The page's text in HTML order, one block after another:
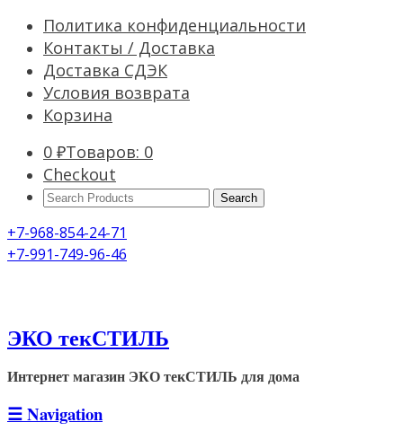
Политика конфиденциальности
Контакты / Доставка
Доставка СДЭК
Условия возврата
Корзина
0 ₽Товаров: 0
Checkout
Search
+7-968-854-24-71
+7-991-749-96-46
ЭКО текСТИЛЬ
Интернет магазин ЭКО текСТИЛЬ для дома
☰Navigation